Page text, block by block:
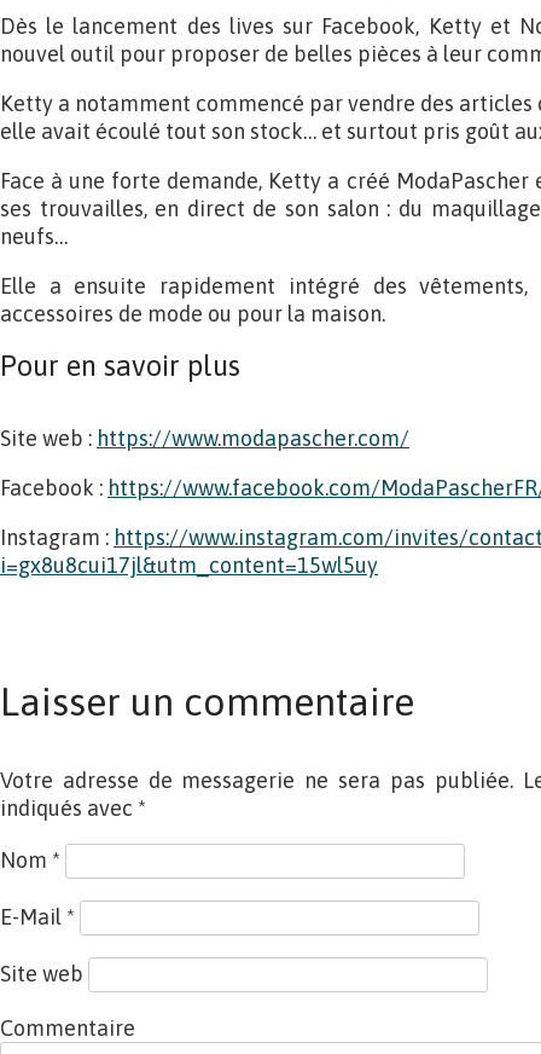
Dès le lancement des lives sur Facebook, Ketty et
nouvel outil pour proposer de belles pièces à leur
Ketty a notamment commencé par vendre des articles
elle avait écoulé tout son stock… et surtout pris goût
Face à une forte demande, Ketty a créé
ses trouvailles, en direct de son salon : du
neufs…
Elle a ensuite rapidement intégré des vêtements,
accessoires de mode ou pour la maison.
Pour en savoir plus
Site web : https://www.modapascher.com/
Facebook : https://www.facebook.com/
Instagram : https://www.instagram.com/invites/
i=gx8u8cui17jl&utm_content=15wl5uy
Laisser un commentaire
Votre adresse de messagerie ne sera pas publiée.
indiqués avec *
Nom *
E-Mail *
Site web
Commentaire